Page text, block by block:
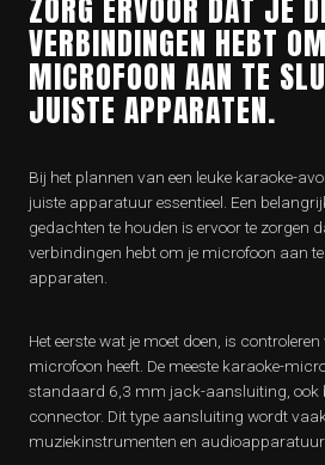
ZORG ERVOOR DAT JE
VERBINDINGEN HEBT
MICROFOON AAN TE
JUISTE APPARATEN.
Bij het plannen van een leuke karaoke-
juiste apparatuur essentieel. Een
gedachten te houden is ervoor te zorgen
verbindingen hebt om je microfoon aan
apparaten.
Het eerste wat je moet doen, is
microfoon heeft. De meeste karaoke-
standaard 6,3 mm jack-aansluiting, ook
connector. Dit type aansluiting wordt
muziekinstrumenten en audioapparatuur.